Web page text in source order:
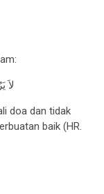
لاَ
doa dan tidak
baik (HR.